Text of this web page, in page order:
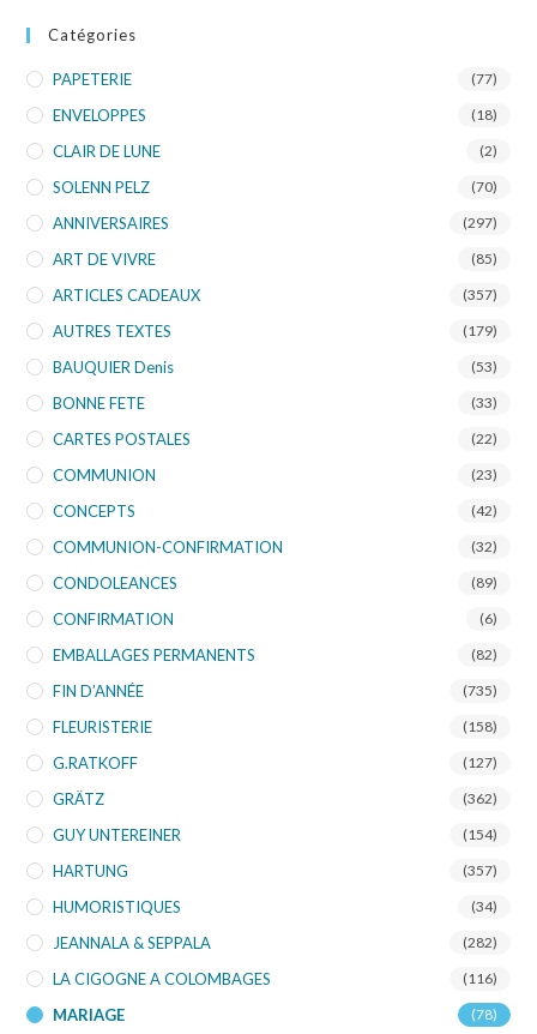
Catégories
PAPETERIE (77)
ENVELOPPES (18)
CLAIR DE LUNE (2)
SOLENN PELZ (70)
ANNIVERSAIRES (297)
ART DE VIVRE (85)
ARTICLES CADEAUX (357)
AUTRES TEXTES (179)
BAUQUIER Denis (53)
BONNE FETE (33)
CARTES POSTALES (22)
COMMUNION (23)
CONCEPTS (42)
COMMUNION-CONFIRMATION (32)
CONDOLEANCES (89)
CONFIRMATION (6)
EMBALLAGES PERMANENTS (82)
FIN D’ANNÉE (735)
FLEURISTERIE (158)
G.RATKOFF (127)
GRÄTZ (362)
GUY UNTEREINER (154)
HARTUNG (357)
HUMORISTIQUES (34)
JEANNALA & SEPPALA (282)
LA CIGOGNE A COLOMBAGES (116)
MARIAGE (78)